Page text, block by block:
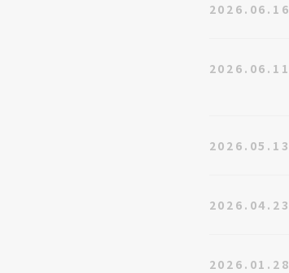
2026.06.16
2026.06.11
2026.05.13
2026.04.23
2026.01.28